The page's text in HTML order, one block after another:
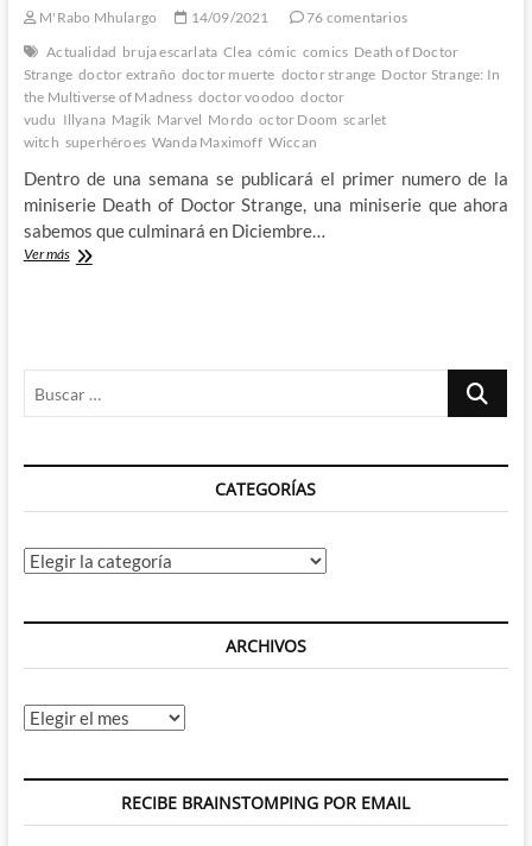
M'Rabo Mhulargo 14/09/2021
76 comentarios
Actualidad bruja escarlata Clea cómic comics Death of Doctor
Strange doctor extraño doctor muerte doctor strange Doctor Strange: In
the Multiverse of Madness doctor voodoo doctor
vudu Illyana Magik Marvel Mordo octor Doom scarlet
witch superhéroes Wanda Maximoff Wiccan
Dentro de una semana se publicará el primer numero de la
miniserie Death of Doctor Strange, una miniserie que ahora
sabemos que culminará en Diciembre…
Ver más¿Quien
aquí
candidatos
Buscar
CATEGORÍAS
Categorías
ARCHIVOS
Archivos
RECIBE BRAINSTOMPING POR EMAIL